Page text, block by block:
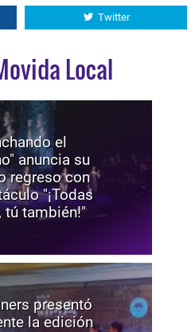
Twitter
Local
el
anuncia su
regreso con
"¡Todas
tú también!"
presentó
la edición